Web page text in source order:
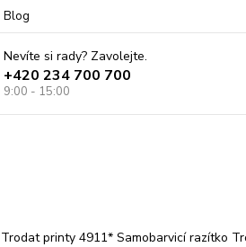
Blog
Nevíte si rady? Zavolejte.
+420 234 700 700
9:00 - 15:00
Trodat printy 4911* Samobarvicí razítko